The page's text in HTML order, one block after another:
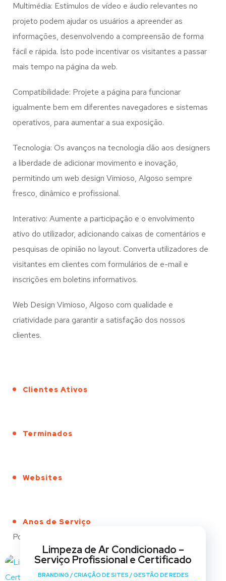
Multimédia: Estímulos de vídeo e áudio relevantes no
projeto podem ajudar os usuários a apreender as
informações, desenvolvendo a compreensão de forma
fácil e rápida. Isto pode incentivar os visitantes a passar
mais tempo na página da web.
Compatibilidade: Projete a página para funcionar
igualmente bem em diferentes navegadores e sistemas
operativos, para aumentar a sua exposição.
Tecnologia: Os avanços na tecnologia dão aos designers
a liberdade de adicionar movimento e inovação,
permitindo um web design Vimioso, Algoso sempre
fresco, dinâmico e profissional.
Interativo: Aumente a participação e o envolvimento
ativo do utilizador, adicionando caixas de comentários e
pesquisas de opinião no layout. Converta utilizadores de
visitantes em clientes com formulários de e-mail e
inscrições em boletins informativos.
Web Design Vimioso, Algoso com qualidade e
criatividade para garantir a satisfação dos nossos
clientes.
Clientes Ativos
Terminados
Websites
Anos de Serviço
Portfólio
Limpeza de Ar Condicionado –
Serviço Profissional e Certificado
BRANDING /CRIAÇÃO DE SITES /GESTÃO DE REDES